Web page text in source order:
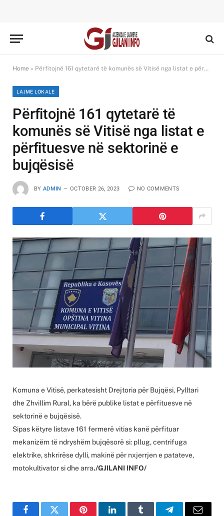
Home » Përfitojnë 161 qytetarë të komunës së Vitisë nga listat e përfituesve në sektorinë e bujqësisë
LAJME LOKALE
Përfitojnë 161 qytetarë të
komunës së Vitisë nga listat e
përfituesve në sektorinë e
bujqësisë
BY ADMIN OCTOBER 26, 2023 NO COMMENTS
Komuna e Vitisë, perkatesisht Drejtoria për Bujqësi, Pylltari
dhe Zhvillim Rural, ka bërë publike listat e përfituesve në
sektorinë e bujqësisë.
Sipas këtyre listave 161 fermerë vitias kanë përfituar
mekanizëm të ndryshëm bujqësorë si: pllug, centrifuga
elektrike, shkrirëse dylli, makinë për nxjerrjen e patateve,
motokultivator si dhe arra./GJILANI INFO/